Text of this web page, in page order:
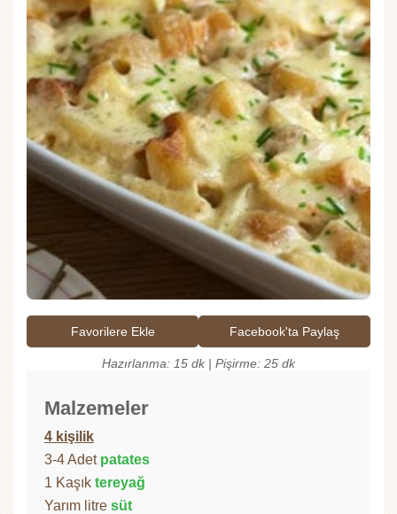
Favorilere Ekle Facebook'ta Paylaş
Hazırlanma: 15 dk | Pişirme: 25 dk
Malzemeler
4 kişilik
3-4 Adet patates
1 Kaşık tereyağ
Yarım litre süt